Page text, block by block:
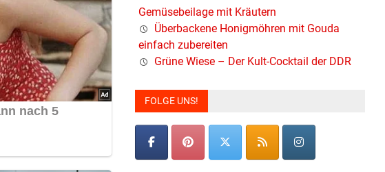
Gemüsebeilage mit Kräutern
Überbackene Honigmöhren mit Gouda
einfach zubereiten
Grüne Wiese – Der Kult-Cocktail der DDR
FOLGE UNS!